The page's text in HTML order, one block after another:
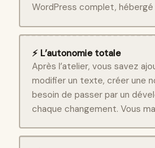
WordPress complet, hébergé
⚡ L’autonomie totale
Après l’atelier, vous savez
modifier un texte, créer une
besoin de passer par un
chaque changement. Vous